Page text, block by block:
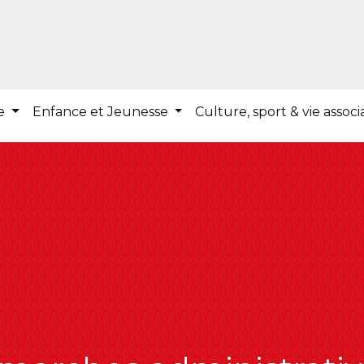
Enfance et Jeunesse Culture, sport & vie